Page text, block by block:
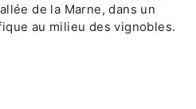
de la Marne, dans un
au milieu des vignobles.